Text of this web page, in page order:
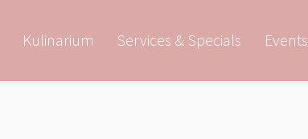
Kulinarium Services & Specials Events